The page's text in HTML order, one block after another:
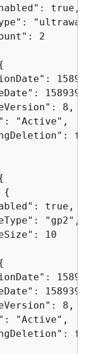
true,
2
8,
"Active",
{
true,
"gp2",
10
8,
"Active",